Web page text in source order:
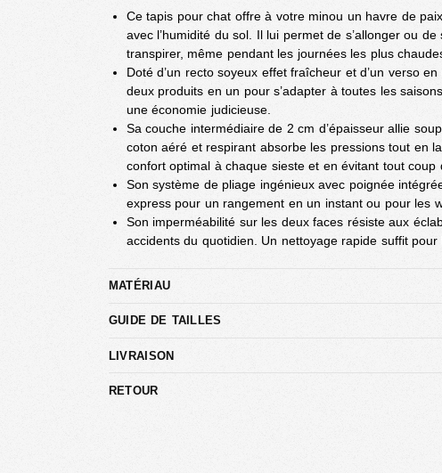
Ce tapis pour chat offre à votre minou un havre de
avec l’humidité du sol. Il lui permet de s’allonger ou
transpirer, même pendant les journées les plus
Doté d’un recto soyeux effet fraîcheur et d’un verso
deux produits en un pour s’adapter à toutes les
une économie judicieuse.
Sa couche intermédiaire de 2 cm d’épaisseur allie
coton aéré et respirant absorbe les pressions tout en
confort optimal à chaque sieste et en évitant tout coup
Son système de pliage ingénieux avec poignée
express pour un rangement en un instant ou pour les
Son imperméabilité sur les deux faces résiste aux
accidents du quotidien. Un nettoyage rapide suffit pour
MATÉRIAU
GUIDE DE TAILLES
LIVRAISON
RETOUR